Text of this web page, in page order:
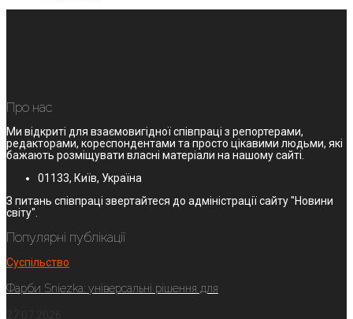
Про нас
Ми відкриті для взаємовигідної співпраці з репортерами,
редакторами, кореспондентами та просто цікавими людьми, які
бажають розміщувати власні матеріали на нашому сайті.
01133, Київ, Україна
З питань співпраці звертайтеся до адміністрації сайту "Новини
світу".
Популярні публікації
Суспільство
Фарби Sniezka: універсальні рішення для